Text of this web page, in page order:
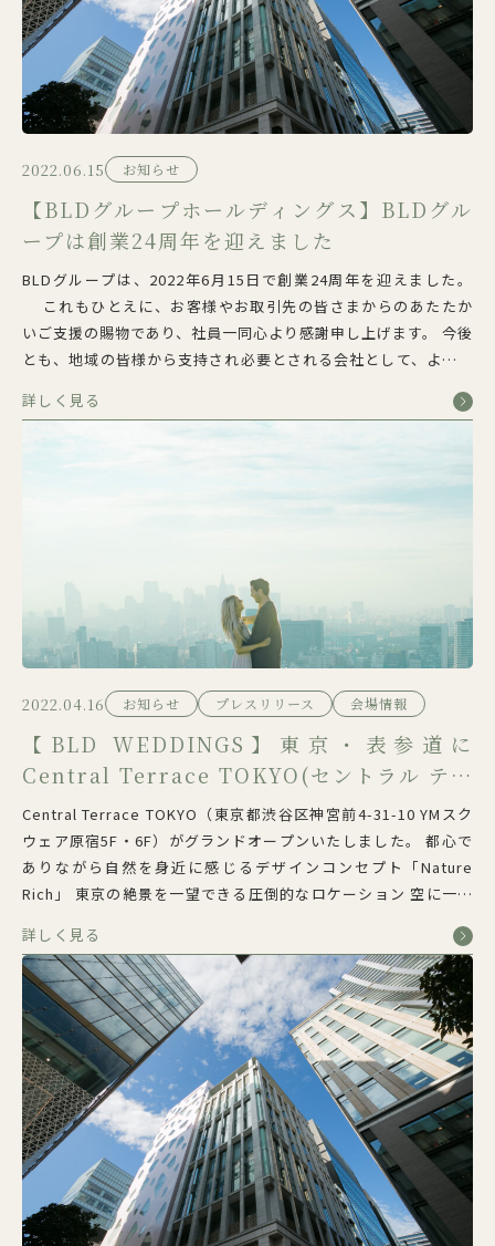
2022.06.15 お知らせ
【BLDグループホールディングス】BLDグル
ープは創業24周年を迎えました
BLDグループは、2022年6月15日で創業24周年を迎えました。
これもひとえに、お客様やお取引先の皆さまからのあたたか
いご支援の賜物であり、社員一同心より感謝申し上げます。 今後
とも、地域の皆様から支持され必要とされる会社として、より一
申し上げます。 ⇒ BLDグル […]
詳しく見る
2022.04.16 お知らせ プレスリリース 会場情報
【BLD WEDDINGS】東京・表参道に
Central Terrace TOKYO(セントラル テラ
ス トーキョー)がグランドオープンいたしま
した
Central Terrace TOKYO（東京都渋谷区神宮前4-31-10 YMスク
ウェア原宿5F・6F）がグランドオープンいたしました。 都心で
ありながら自然を身近に感じるデザインコンセプト「Nature
Rich」 東京の絶景を一望できる圧倒的なロケーション 空に一番
った健 […]
詳しく見る